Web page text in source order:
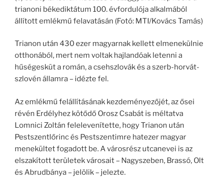
trianoni békediktátum 100. évfordulója alkalmából
állított emlékmű felavatásán (Fotó: MTI/Kovács Tamás)
Trianon után 430 ezer magyarnak kellett elmenekülnie
otthonából, mert nem voltak hajlandóak letenni a
hűségesküt a román, a csehszlovák és a szerb-horvát-
szlovén államra – idézte fel.
Az emlékmű felállításának kezdeményezőjét, az ősei
révén Erdélyhez kötődő Orosz Csabát is méltatva
Lomnici Zoltán felelevenítette, hogy Trianon után
Pestszentlőrinc és Pestszentimre hatezer magyar
menekültet fogadott be. A városrész utcanevei is az
elszakított területek városait – Nagyszeben, Brassó, Olt
és Abrudbánya – jelölik – jelezte.